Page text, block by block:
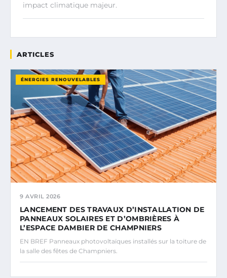
impact climatique majeur.
ARTICLES
ÉNERGIES RENOUVELABLES
9 AVRIL 2026
LANCEMENT DES TRAVAUX D’INSTALLATION DE
PANNEAUX SOLAIRES ET D’OMBRIÈRES À
L’ESPACE DAMBIER DE CHAMPNIERS
EN BREF Panneaux photovoltaïques installés sur la toiture de
la salle des fêtes de Champniers.